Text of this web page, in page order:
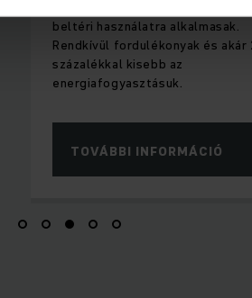
beltéri használatra alkalmasak.
Rendkívül fordulékonyak és akár
százalékkal kisebb az
energiafogyasztásuk.
TOVÁBBI INFORMÁCIÓ